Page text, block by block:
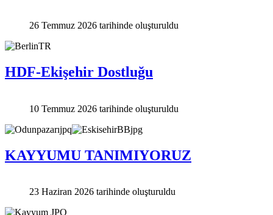
26 Temmuz 2026 tarihinde oluşturuldu
HDF-Ekişehir Dostluğu
10 Temmuz 2026 tarihinde oluşturuldu
KAYYUMU TANIMIYORUZ
23 Haziran 2026 tarihinde oluşturuldu